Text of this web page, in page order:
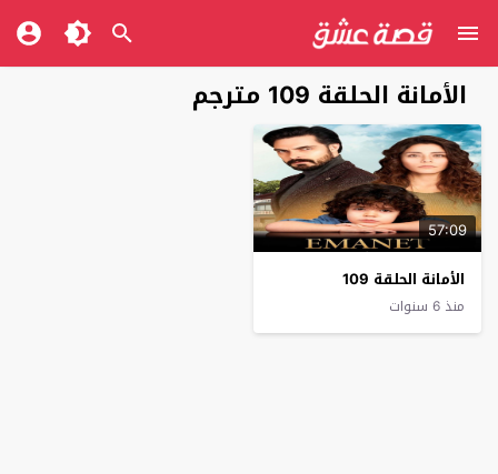
الأمانة الحلقة 109 مترجم
57:09
الأمانة الحلقة 109
منذ 6 سنوات